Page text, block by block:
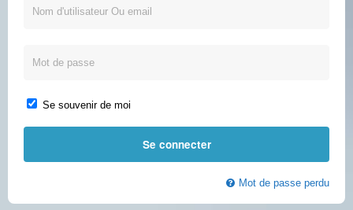
Se souvenir de moi
Mot de passe perdu